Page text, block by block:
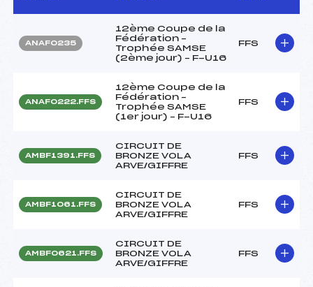
ANAF0235
12ème Coupe de la
Fédération –
Trophée SAMSE
(2ème jour) – F-U16
FFS
ANAF0222.FFS
12ème Coupe de la
Fédération –
Trophée SAMSE
(1er jour) – F-U16
FFS
AMBF1391.FFS
CIRCUIT DE
BRONZE VOLA
ARVE/GIFFRE
FFS
AMBF1061.FFS
CIRCUIT DE
BRONZE VOLA
ARVE/GIFFRE
FFS
AMBF0621.FFS
CIRCUIT DE
BRONZE VOLA
ARVE/GIFFRE
FFS